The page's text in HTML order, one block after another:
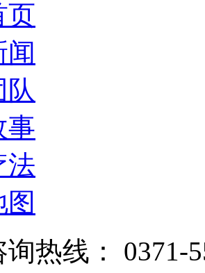
页
闻
队
事
法
图
热线： 0371-